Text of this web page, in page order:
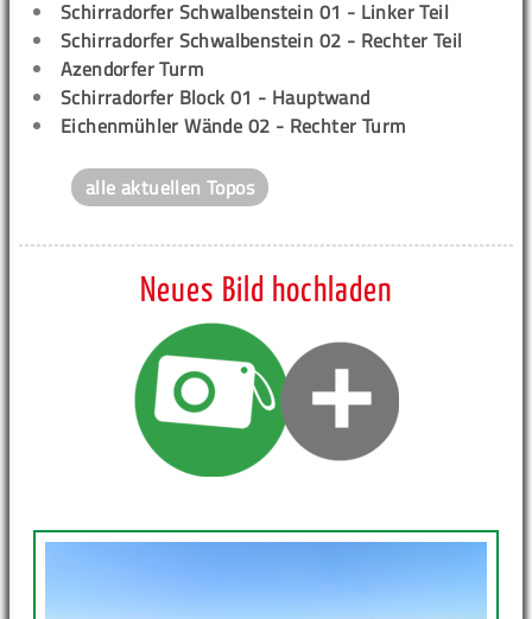
Schirradorfer Schwalbenstein 01 - Linker Teil
Schirradorfer Schwalbenstein 02 - Rechter Teil
Azendorfer Turm
Schirradorfer Block 01 - Hauptwand
Eichenmühler Wände 02 - Rechter Turm
alle aktuellen Topos
Neues Bild hochladen